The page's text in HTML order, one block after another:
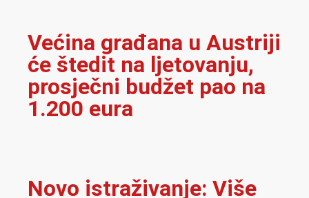
Većina građana u Austriji
će štedit na ljetovanju,
prosječni budžet pao na
1.200 eura
Novo istraživanje: Više